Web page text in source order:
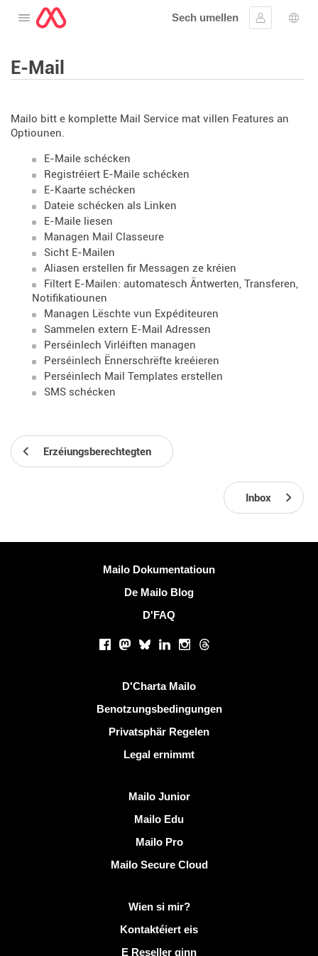
Oppen de Menü
Sech umellen
Umellen
E-Mail
Mailo bitt e komplette Mail Service mat villen Features an
Optiounen.
E-Maile schécken
Registréiert E-Maile schécken
E-Kaarte schécken
Dateie schécken als Linken
E-Maile liesen
Managen Mail Classeure
Sicht E-Mailen
Aliasen erstellen fir Messagen ze kréien
Filtert E-Mailen: automatesch Äntwerten, Transferen,
Notifikatiounen
Managen Lëschte vun Expéditeuren
Sammelen extern E-Mail Adressen
Perséinlech Virléiften managen
Perséinlech Ënnerschrëfte kreéieren
Perséinlech Mail Templates erstellen
SMS schécken
Erzéiungsberechtegten
Inbox
Méi InformatiounenMailo Dokumentatioun
De Mailo Blog
D'FAQ
Facebook
Mastodon
BlueskyLinkedInInstagram
Threads
D'Charta Mailo
Benotzungsbedingungen
Privatsphär Regelen
Legal ernimmt
Mailo Junior
Mailo Edu
Mailo Pro
Mailo Secure Cloud
Wien si mir?
Kontaktéiert eis
E Reseller ginn